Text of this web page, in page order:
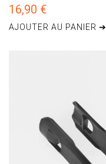
16,90 €
AJOUTER AU PANIER ➔